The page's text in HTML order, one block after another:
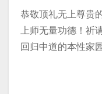
恭敬顶礼无上尊贵
上师无量功德！祈
回归中道的本性家